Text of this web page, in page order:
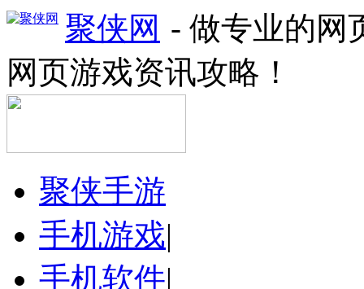
聚侠网 - 做专业的网
网页游戏资讯攻略！
聚侠手游
手机游戏|
手机软件|